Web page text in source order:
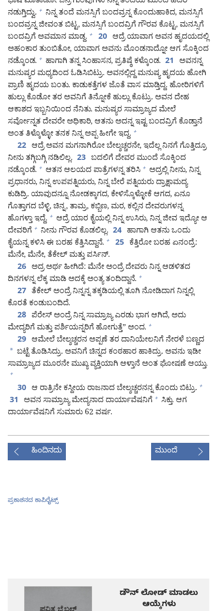
ನಡುಗ್ತಿದ್ವು. + ನಿನ್ನ ತಂದೆ ಮನಸ್ಸಿಗೆ ಬಂದವ್ರನ್ನ ಕೊಂದುಹಾಕಿದ, ಮನಸ್ಸಿಗೆ
ಬಂದವ್ರನ್ನ ಜೀವಂತ ಬಿಟ್ಟ, ಮನಸ್ಸಿಗೆ ಬಂದವ್ರಿಗೆ ಗೌರವ ಕೊಟ್ಟ, ಮನಸ್ಸಿಗೆ
ಬಂದವ್ರಿಗೆ ಅವಮಾನ ಮಾಡ್ದ. + 20 ಆದ್ರೆ ಯಾವಾಗ ಅವನ ಹೃದಯದಲ್ಲಿ
ಅಹಂಕಾರ ತುಂಬಿತೋ, ಯಾವಾಗ ಅವನು ಮೊಂಡನಾದ್ನೋ ಆಗ ಸೊಕ್ಕಿಂದ
ನಡ್ಕೊಂಡ. + ಹಾಗಾಗಿ ತನ್ನ ಸಿಂಹಾಸನ, ಪ್ರತಿಷ್ಠೆ ಕಳ್ಕೊಂಡ. 21
ಅವನನ್ನ
ಮನುಷ್ಯರ ಮಧ್ಯದಿಂದ ಓಡಿಸಿಬಿಟ್ರು. ಅವನಲ್ಲಿದ್ದ ಮನುಷ್ಯ ಹೃದಯ ಹೋಗಿ
ಪ್ರಾಣಿ ಹೃದಯ ಬಂತು. ಕಾಡುಕತ್ತೆಗಳ ಜೊತೆ ವಾಸ ಮಾಡ್ತಿದ್ದ. ಹೋರಿಗಳಿಗೆ
ಹುಲ್ಲು ಕೊಡೋ ತರ ಅವನಿಗೆ ತಿನ್ನೋಕೆ ಹುಲ್ಲು ಕೊಟ್ರು. ಅವನ ದೇಹ
ಆಕಾಶದ ಇಬ್ಬನಿಯಿಂದ ನೆನಿತು. ಮನುಷ್ಯರ ಸಾಮ್ರಾಜ್ಯದ ಮೇಲೆ
ಸರ್ವೋನ್ನತ ದೇವರೇ ಅಧಿಕಾರಿ, ಆತನು ಅದನ್ನ ಇಷ್ಟ ಬಂದವ್ರಿಗೆ ಕೊಡ್ತಾನೆ
ಅಂತ ತಿಳ್ಕೊಳ್ಳೋ ತನಕ ನಿನ್ನ ಅಪ್ಪ ಹೀಗೇ ಇದ್ದ. +
22 ಆದ್ರೆ ಅವನ ಮಗನಾಗಿರೋ ಬೇಲ್ಶಚ್ಚರನೇ, ಇದೆಲ್ಲ ನಿನಗೆ ಗೊತ್ತಿದ್ರೂ
ನೀನು ತಗ್ಗಿಬಗ್ಗಿ ನಡಿಲಿಲ್ಲ. 23 ಬದಲಿಗೆ ದೇವರ ಮುಂದೆ ಸೊಕ್ಕಿಂದ
ನಡ್ಕೊಂಡೆ. + ಆತನ ಆಲಯದ ಪಾತ್ರೆಗಳನ್ನ ತರಿಸಿ + ಅದ್ರಲ್ಲಿ ನೀನು, ನಿನ್ನ
ಪ್ರಧಾನರು, ನಿನ್ನ ಉಪಪತ್ನಿಯರು, ನಿನ್ನ ಬೇರೆ ಪತ್ನಿಯರು ದ್ರಾಕ್ಷಾಮದ್ಯ
ಕುಡಿದ್ರಿ. ಯಾವುದನ್ನೂ ನೋಡಕ್ಕಾಗದ, ಕೇಳಿಸ್ಕೊಳ್ಳೋಕೆ ಆಗದ, ಏನೂ
ಗೊತ್ತಾಗದ ಬೆಳ್ಳಿ, ಚಿನ್ನ, ತಾಮ್ರ, ಕಬ್ಬಿಣ, ಮರ, ಕಲ್ಲಿನ ದೇವರುಗಳನ್ನ
ಹೊಗಳ್ತಾ ಇದ್ದೆ. + ಆದ್ರೆ ಯಾರ ಕೈಯಲ್ಲಿ ನಿನ್ನ ಉಸಿರು, ನಿನ್ನ ಜೀವ ಇದ್ಯೋ ಆ
ದೇವರಿಗೆ + ನೀನು ಗೌರವ ಕೊಡಲಿಲ್ಲ. 24 ಹಾಗಾಗಿ ಆತನು ಒಂದು
ಕೈಯನ್ನ ಕಳಿಸಿ ಈ ಬರಹ ಕೆತ್ತಿಸಿದ್ದಾನೆ. + 25 ಕೆತ್ತಿರೋ ಬರಹ ಏನಂದ್ರೆ:
ಮೆನೇ, ಮೆನೇ, ತೆಕೇಲ್‌ ಮತ್ತು ಪರ್ಸಿನ್‌.
26 ಅದ್ರ ಅರ್ಥ ಹೀಗಿದೆ: ಮೆನೇ ಅಂದ್ರೆ ದೇವರು ನಿನ್ನ ಆಡಳಿತದ
ದಿನಗಳನ್ನ ಲೆಕ್ಕ ಮಾಡಿ ಅದಕ್ಕೆ ಅಂತ್ಯ ತಂದಿದ್ದಾನೆ. +
27 ತೆಕೇಲ್‌ ಅಂದ್ರೆ ನಿನ್ನನ್ನ ತಕ್ಕಡಿಯಲ್ಲಿ ತೂಗಿ ನೋಡಿದಾಗ ನಿನ್ನಲ್ಲಿ
ಕೊರತೆ ಕಂಡುಬಂದಿದೆ.
28 ಪೆರೇಸ್‌ ಅಂದ್ರೆ ನಿನ್ನ ಸಾಮ್ರಾಜ್ಯ ಎರಡು ಭಾಗ ಆಗಿದೆ, ಅದು
ಮೇದ್ಯರಿಗೆ ಮತ್ತು ಪರ್ಶಿಯನ್ನರಿಗೆ ಹೋಗುತ್ತೆ” ಅಂದ. +
29 ಆಮೇಲೆ ಬೇಲ್ಶಚ್ಚರನ ಅಪ್ಪಣೆ ತರ ದಾನಿಯೇಲನಿಗೆ ನೇರಳೆ ಬಣ್ಣದ
* ಬಟ್ಟೆ ತೊಡಿಸಿದ್ರು. ಅವನಿಗೆ ಚಿನ್ನದ ಕಂಠಹಾರ ಹಾಕಿದ್ರು. ಅವನು ಇಡೀ
ಸಾಮ್ರಾಜ್ಯದ ಮೂರನೇ ಮುಖ್ಯ ವ್ಯಕ್ತಿಯಾಗಿ ಆಳ್ತಾನೆ ಅಂತ ಘೋಷಣೆ ಆಯ್ತು.
+
30 ಆ ರಾತ್ರಿನೇ ಕಸ್ದೀಯ ರಾಜನಾದ ಬೇಲ್ಶಚ್ಚರನನ್ನ ಕೊಂದು ಬಿಟ್ರು. +
31 ಅವನ ಸಾಮ್ರಾಜ್ಯ ಮೇದ್ಯನಾದ ದಾರ್ಯಾವೆಷನಿಗೆ + ಸಿಕ್ತು. ಆಗ
ದಾರ್ಯಾವೆಷನಿಗೆ ಸುಮಾರು 62 ವರ್ಷ.
ಹಿಂದಿನದು ಮುಂದೆ
ಪ್ರಕಾಶನದ ಕಾಪಿರೈಟ್ಸ್‌
ಡೌನ್ ಲೋಡ್ ಮಾಡಲು
ಆಯ್ಕೆಗಳು